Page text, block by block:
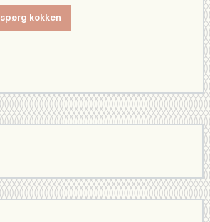
spørg kokken